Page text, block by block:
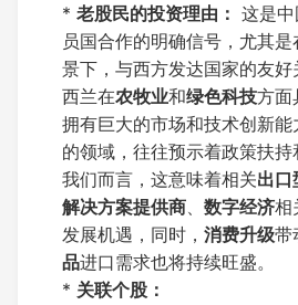
* 老股民的投资理由： 这是
员国合作的明确信号，尤其
景下，与西方发达国家的友
西兰在农牧业和绿色科技方面
拥有巨大的市场和技术创新能
的领域，往往预示着政策扶
我们而言，这意味着相关出口
解决方案提供商、 数字经济相
发展机遇，同时， 消费升级带
品进口需求也将持续旺盛。
* 关联个股：